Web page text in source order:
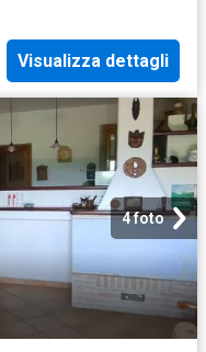
Visualizza dettagli
4 foto